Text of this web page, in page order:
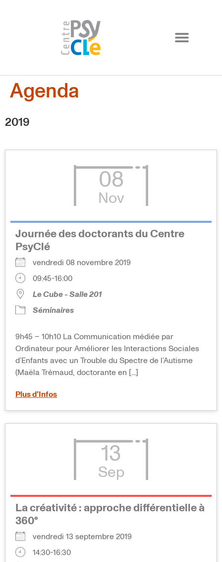
Agenda
2019
08
Nov
Journée des doctorants du Centre
PsyClé
vendredi 08 novembre 2019
09:45-16:00
Le Cube - Salle 201
Séminaires
9h45 – 10h10 La Communication médiée par
Ordinateur pour Améliorer les Interactions Sociales
d’Enfants avec un Trouble du Spectre de l’Autisme
(Maëla Trémaud, doctorante en [...]
Plus d’Infos
13
Sep
La créativité : approche différentielle à
360°
vendredi 13 septembre 2019
14:30-16:30